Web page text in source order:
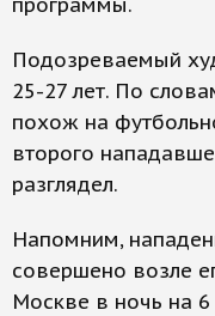
Подозреваемый
25-27 лет. По
похож на
второго
разглядел.
Напомним,
совершено возле
Москве в ночь на